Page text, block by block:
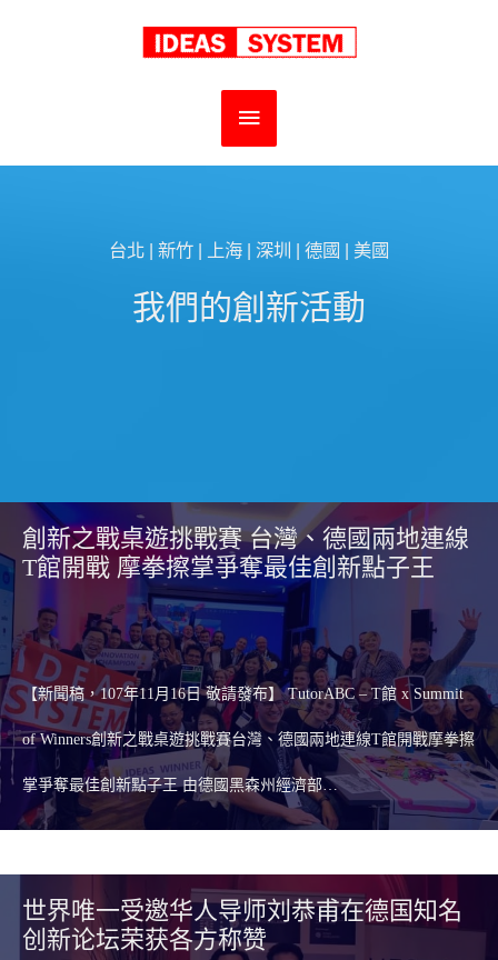
主
要
單
台北 | 新竹 | 上海 | 深圳 | 德國 | 美國
我們的創新活動
創新之戰桌遊挑戰賽 台灣、德國兩地連線
T館開戰 摩拳擦掌爭奪最佳創新點子王
【新聞稿，107年11月16日 敬請發布】 TutorABC – T館 x Summit
of Winners創新之戰桌遊挑戰賽台灣、德國兩地連線T館開戰摩拳擦
掌爭奪最佳創新點子王 由德國黑森州經濟部…
世界唯一受邀华人导师刘恭甫在德国知名
创新论坛荣获各方称赞